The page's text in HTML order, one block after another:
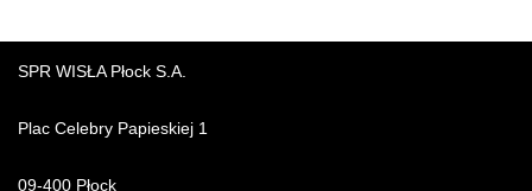
SPR WISŁA Płock S.A.
Plac Celebry Papieskiej 1
09-400 Płock